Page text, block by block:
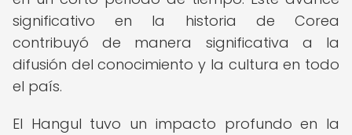
significativo en la historia de Corea
contribuyó de manera significativa a la
difusión del conocimiento y la cultura en todo
el país.
El Hangul tuvo un impacto profundo en la